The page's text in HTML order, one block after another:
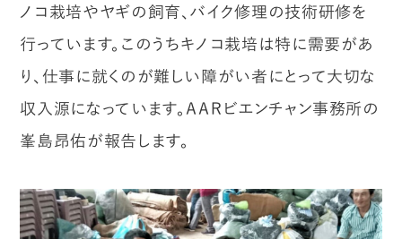
ノコ栽培やヤギの飼育、バイク修理の技術研修を
行っています。このうちキノコ栽培は特に需要があ
り、仕事に就くのが難しい障がい者にとって大切な
収入源になっています。ＡＡＲビエンチャン事務所の
峯島昂佑が報告します。